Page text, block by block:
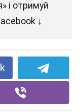
і отримуй
↓